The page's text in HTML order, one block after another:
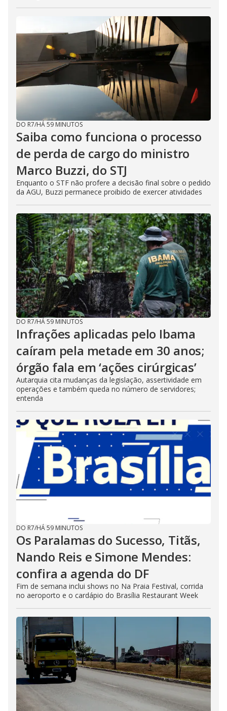
DO R7/HÁ 59 MINUTOS
Saiba como funciona o processo
de perda de cargo do ministro
Marco Buzzi, do STJ
Enquanto o STF não profere a decisão final sobre o pedido
da AGU, Buzzi permanece proibido de exercer atividades
DO R7/HÁ 59 MINUTOS
Infrações aplicadas pelo Ibama
caíram pela metade em 30 anos;
órgão fala em ‘ações cirúrgicas’
Autarquia cita mudanças da legislação, assertividade em
operações e também queda no número de servidores;
entenda
DO R7/HÁ 59 MINUTOS
Os Paralamas do Sucesso, Titãs,
Nando Reis e Simone Mendes:
confira a agenda do DF
Fim de semana inclui shows no Na Praia Festival, corrida
no aeroporto e o cardápio do Brasília Restaurant Week